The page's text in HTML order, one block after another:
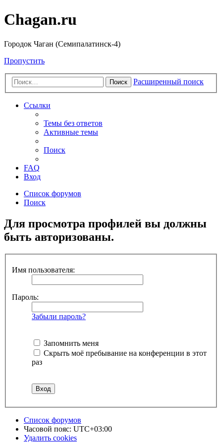
Chagan.ru
Городок Чаган (Семипалатинск-4)
Пропустить
Поиск Расширенный поиск
Ссылки
Темы без ответов
Активные темы
Поиск
FAQ
Вход
Список форумов
Поиск
Для просмотра профилей вы должны
быть авторизованы.
Имя пользователя:
Пароль:
Забыли пароль?
Запомнить меня
Скрыть моё пребывание на конференции в этот
раз
Список форумов
Часовой пояс: UTC+03:00
Удалить cookies